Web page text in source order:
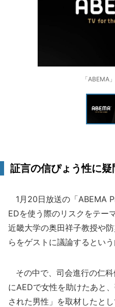
「ABEMA
証言の信ぴょう性に
1月20日放送の「ABEMA
EDを使う際のリスクをテー
近畿大学の奥田祥子教授や
らをゲストに議論するという
その中で、司会進行の仁
にAEDで女性を助けたあと
された男性」を取材したと